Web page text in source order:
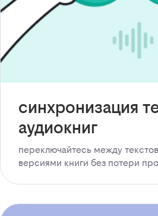
синхронизация
аудиокниг
переключайтесь между
версиями книги без потери